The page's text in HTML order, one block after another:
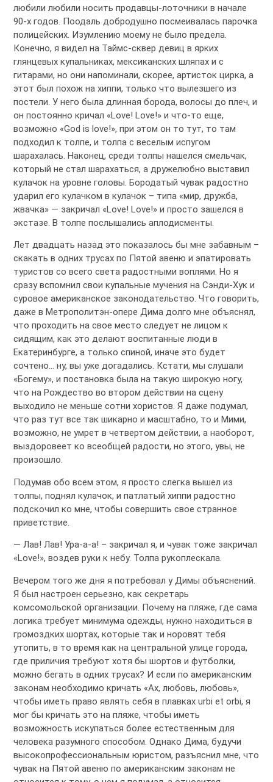
любили любили носить продавцы-лоточники в начале
90-х годов. Поодаль добродушно посмеивалась парочка
полицейских. Изумлению моему не было предела.
Конечно, я видел на Таймс-сквер девиц в ярких
глянцевых купальниках, мексиканских шляпах и с
гитарами, но они напоминали, скорее, артисток цирка, а
этот был похож на хиппи, только что вылезшего из
постели. У него была длинная борода, волосы до плеч, и
он постоянно кричал «Love! Love!» и что-то еще,
возможно «God is love!», при этом он то тут, то там
подходил к толпе, и толпа с веселым испугом
шарахалась. Наконец, среди толпы нашелся смельчак,
который не стал шарахаться, а дружелюбно выставил
кулачок на уровне головы. Бородатый чувак радостно
ударил его кулачком в кулачок – типа «мир, дружба,
жвачка» — закричал «Love! Love!» и просто зашелся в
экстазе. В толпе послышались аплодисменты.
Лет двадцать назад это показалось бы мне забавным –
скакать в одних трусах по Пятой авеню и эпатировать
туристов со всего света радостными воплями. Но я
сразу вспомнил свои купальные мучения на Сэнди-Хук и
суровое американское законодательство. Что говорить,
даже в Метрополитэн-опере Дима долго мне объяснял,
что проходить на свое место следует не лицом к
сидящим, как это делают воспитанные люди в
Екатеринбурге, а только спиной, иначе это будет
сочтено… ну, вы уже догадались. Кстати, мы слушали
«Богему», и постановка была на такую широкую ногу,
что на Рождество во втором действии на сцену
выходило не меньше сотни хористов. Я даже подумал,
что раз тут все так шикарно и масштабно, то и Мими,
возможно, не умрет в четвертом действии, а наоборот,
выздоровеет ко всеобщей радости, но этого, увы, не
произошло.
Подумав обо всем этом, я просто слегка вышел из
толпы, поднял кулачок, и патлатый хиппи радостно
подскочил ко мне, чтобы совершить свое странное
приветствие.
— Лав! Лав! Ура-а-а! – закричал я, и чувак тоже закричал
«Love!», воздев руки к небу. Толпа рукоплескала.
Вечером того же дня я потребовал у Димы объяснений.
Я был настроен серьезно, как секретарь
комсомольской организации. Почему на пляже, где сама
логика требует минимума одежды, нужно находиться в
громоздких шортах, которые так и норовят тебя
утопить, в то время как на центральной улице города,
где приличия требуют хотя бы шортов и футболки,
можно бегать в одних трусах? И если по американским
законам необходимо кричать «Ах, любовь, любовь»,
чтобы иметь право являть себя в плавках urbi et orbi, я
мог бы кричать это на пляже, чтобы иметь
возможность искупаться более естественным для
человека разумного способом. Однако Дима, будучи
высокопрофессиональным юристом, разъяснил мне, что
чувак на Пятой авеню по американским законам не